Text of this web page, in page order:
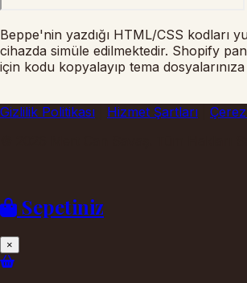
Beppe'nin yazdığı HTML/CSS kodları
cihazda simüle edilmektedir. Shopify
için kodu kopyalayıp tema dosyalarınıza
Gizlilik Politikası Hizmet Şartları
Sepetiniz
×